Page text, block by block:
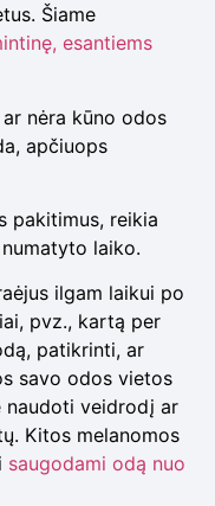
Šiame
esantiems
nėra kūno odos
apčiuops
pakitimus, reikia
laiko.
ilgam laikui po
pvz., kartą per
patikrinti, ar
savo odos vietos
naudoti veidrodį ar
Kitos melanomos
saugodami odą nuo